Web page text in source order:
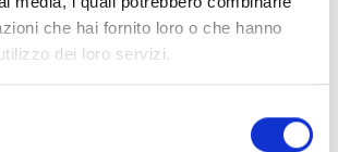
che hai fornito loro o che hanno
dei loro servizi.